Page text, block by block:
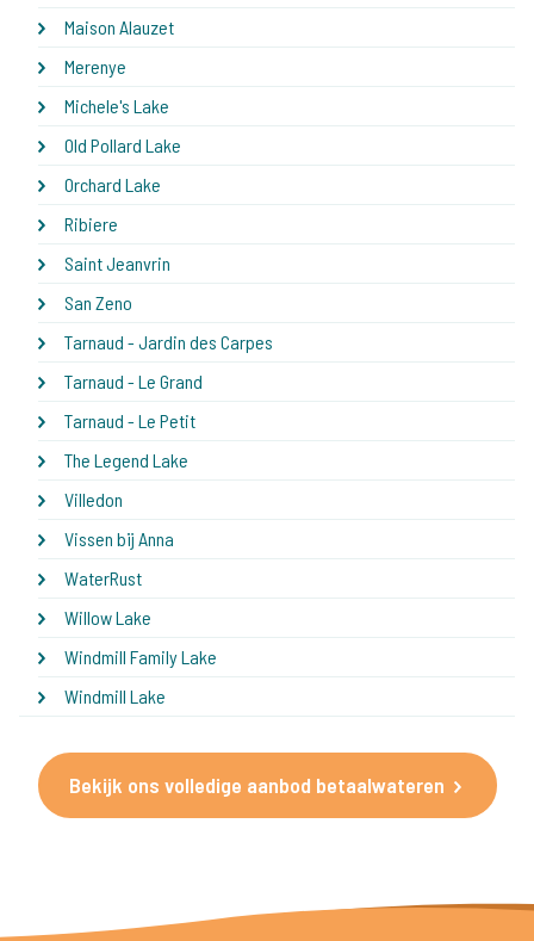
Maison Alauzet
Merenye
Michele's Lake
Old Pollard Lake
Orchard Lake
Ribiere
Saint Jeanvrin
San Zeno
Tarnaud - Jardin des Carpes
Tarnaud - Le Grand
Tarnaud - Le Petit
The Legend Lake
Villedon
Vissen bij Anna
WaterRust
Willow Lake
Windmill Family Lake
Windmill Lake
Bekijk ons volledige aanbod betaalwateren